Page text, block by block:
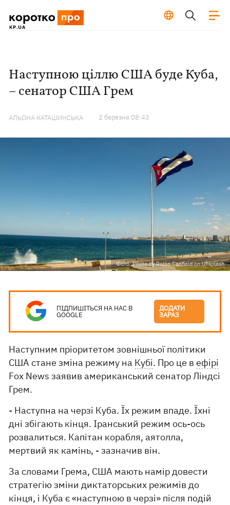
Наступною ціллю США буде Куба,
– сенатор США Грем
АЛЬОНА КАТАШИНСЬКА 2 березня 08:43
Фото: Photo by Robin Canfield on Unsplash
ПІДПИШІТЬСЯ НА НАС В
GOOGLE
ДОДАТИ
ЗАРАЗ
Наступним пріоритетом зовнішньої політики
США стане зміна режиму на Кубі. Про це вефірі
Fox News заявив американський сенатор Ліндсі
Грем.
- Наступна на черзі Куба. Їх режим впаде. Їхні
дні збігають кінця. Іранський режим ось-ось
розвалиться. Капітан корабля, аятолла,
мертвий як камінь, - зазначив він.
За словами Грема, США мають намір довести
стратегію зміни диктаторських режимів до
кінця, і Куба є «наступною в черзі» після подій